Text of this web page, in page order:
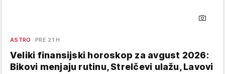
ASTRO PRE 21 H
Veliki finansijski horoskop za avgust 2026:
Bikovi menjaju rutinu, Strelčevi ulažu, Lavovi